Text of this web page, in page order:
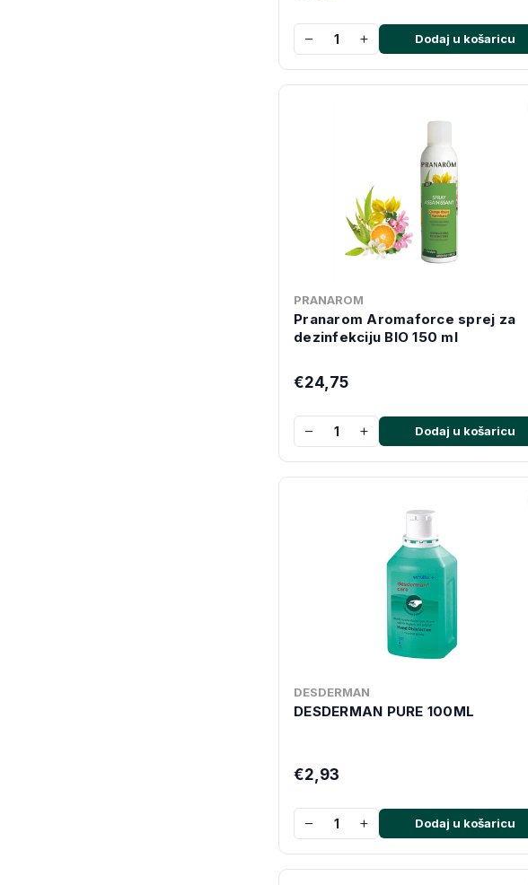
− + Dodaj u košaricu
PRANAROM
Pranarom Aromaforce sprej za
dezinfekciju BIO 150 ml
€24,75
− + Dodaj u košaricu
DESDERMAN
DESDERMAN PURE 100ML
€2,93
− + Dodaj u košaricu